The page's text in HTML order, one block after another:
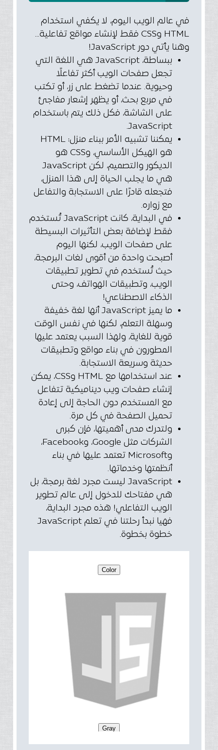
في عالم الويب اليوم، لا يكفي استخدام
HTML وCSS فقط لإنشاء مواقع تفاعلية...
وهنا يأتي دور JavaScript!
ببساطة، JavaScript هي اللغة التي
تجعل صفحات الويب أكثر تفاعلًا
وحيوية. عندما تضغط على زر، أو تكتب
في مربع بحث، أو يظهر إشعار مفاجئ
على الشاشة، فكل ذلك يتم باستخدام
JavaScript.
يمكننا تشبيه الأمر ببناء منزل: HTML
هو الهيكل الأساسي، وCSS هو
الديكور والتصميم، لكن JavaScript
هي ما يجلب الحياة إلى هذا المنزل،
فتجعله قادرًا على الاستجابة والتفاعل
مع زواره.
في البداية، كانت JavaScript تُستخدم
فقط لإضافة بعض التأثيرات البسيطة
على صفحات الويب، لكنها اليوم
أصبحت واحدة من أقوى لغات البرمجة،
حيث تُستخدم في تطوير تطبيقات
الويب، وتطبيقات الهواتف، وحتى
الذكاء الاصطناعي!
ما يميز JavaScript أنها لغة خفيفة
وسهلة التعلم، لكنها في نفس الوقت
قوية للغاية، ولهذا السبب يعتمد عليها
المطورون في بناء مواقع وتطبيقات
حديثة وسريعة الاستجابة.
عند استخدامها مع HTML وCSS، يمكن
إنشاء صفحات ويب ديناميكية تتفاعل
مع المستخدم دون الحاجة إلى إعادة
تحميل الصفحة في كل مرة.
ولتدرك مدى أهميتها، فإن كبرى
الشركات مثل Google، وFacebook،
وMicrosoft تعتمد عليها في بناء
أنظمتها وخدماتها.
JavaScript ليست مجرد لغة برمجة، بل
هي مفتاحك للدخول إلى عالم تطوير
الويب التفاعلي! هذه مجرد البداية،
فهيا نبدأ رحلتنا في تعلم JavaScript
خطوة بخطوة.